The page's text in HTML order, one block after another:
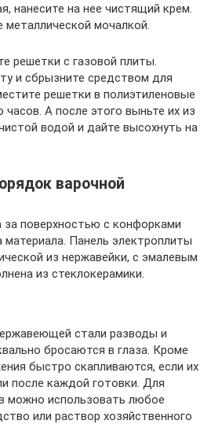
нанесите на нее чистящий крем.
мочалкой.
решетки с газовой плиты.
и сбрызните средством для
решетки в полиэтиленовые
часов. А после этого выньте их из
водой и дайте высохнуть на
варочной
поверхностью с конфорками
материала. Панель электроплиты
из нержавейки, с эмалевым
из стеклокерамики.
стали разводы и
бросаются в глаза. Кроме
быстро скапливаются, если их
после каждой готовки. Для
можно использовать любое
или раствор хозяйственного